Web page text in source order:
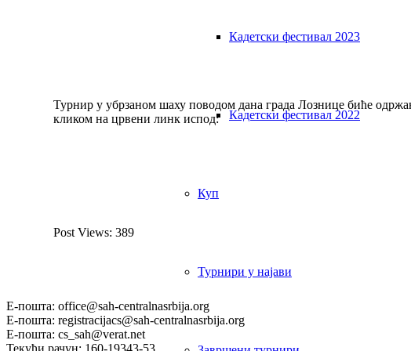
Кадетски фестивал 2023
Кадетски фестивал 2022
Куп
Турнири у најави
Турнир у убрзаном шаху поводом дана града Лознице биће
кликом на црвени линк испод:
Post Views: 389
Е-пошта: office@sah-centralnasrbija.org
Е-пошта: registracijacs@sah-centralnasrbija.org
Е-пошта: cs_sah@verat.net
Текући рачун: 160-19343-53